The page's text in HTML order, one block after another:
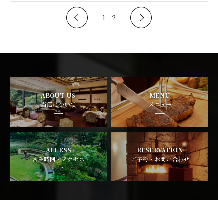
1 2
ABOUT US
当店について
MENU
メニュー
ACCESS
営業時間・アクセス
RESERVATION
ご予約・お問い合わせ